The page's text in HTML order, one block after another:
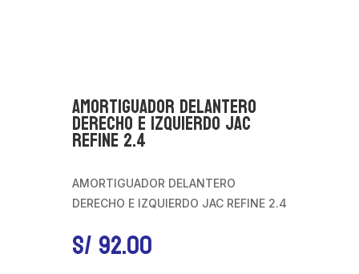
AMORTIGUADOR DELANTERO
DERECHO E IZQUIERDO JAC
REFINE 2.4
AMORTIGUADOR DELANTERO
DERECHO E IZQUIERDO JAC REFINE 2.4
S/92.00